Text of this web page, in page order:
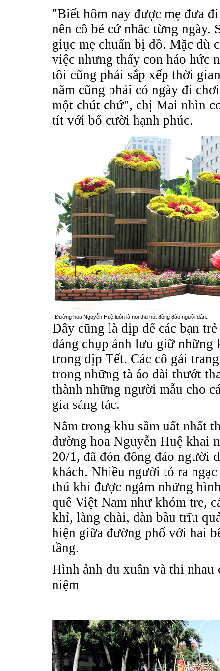
"Biết hôm nay được mẹ đưa
nên cô bé cứ nhắc từng ngày.
giục mẹ chuẩn bị đồ. Mặc dù
việc nhưng thấy con háo hức
tôi cũng phải sắp xếp thời
năm cũng phải có ngày đi
một chút chứ", chị Mai nhìn
tít với bố cười hạnh phúc.
Đường hoa Nguyễn Huệ luôn là nơi thu hút đông đảo người dân.
Đây cũng là dịp để các bạn
dáng chụp ảnh lưu giữ những
trong dịp Tết. Các cô gái
trong những tà áo dài thướt
thành những người mẫu cho
gia sáng tác.
Nằm trong khu sầm uất nhất
đường hoa Nguyễn Huệ khai
20/1, đã đón đông đảo người
khách. Nhiều người tỏ ra
thú khi được ngắm những
quê Việt Nam như khóm tre,
khỉ, làng chài, dàn bầu trĩu
hiện giữa đường phố với hai
tầng.
Hình ảnh du xuân và thi
niệm